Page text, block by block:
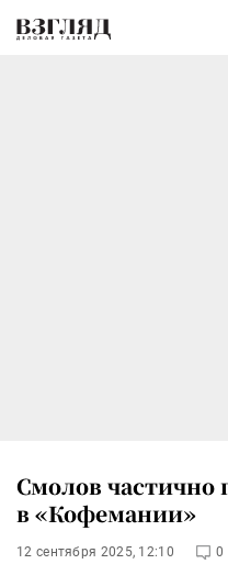
Смолов частично
в «Кофемании»
12 сентября 2025, 12:10 0